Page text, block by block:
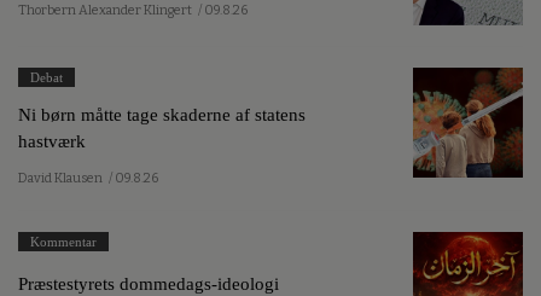
Thorbern Alexander Klingert / 09.8.26
Debat
Ni børn måtte tage skaderne af statens
hastværk
David Klausen / 09.8.26
Kommentar
Præstestyrets dommedags-ideologi